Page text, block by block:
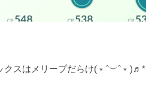
クスはメリープだらけ(﹡ˆ︶ˆ﹡)♬*